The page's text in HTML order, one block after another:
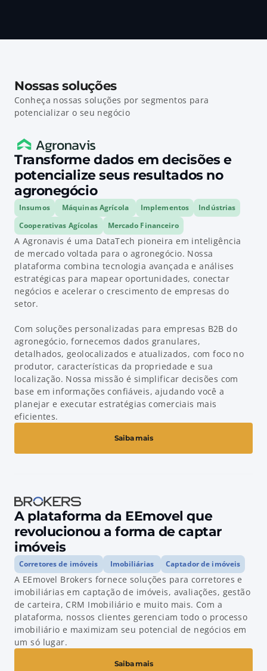
Nossas soluções
Conheça nossas soluções por segmentos para
potencializar o seu negócio
Transforme dados em decisões e
potencialize seus resultados no
agronegócio
Insumos Máquinas Agrícola Implementos
Indústrias
Cooperativas Agícolas
Mercado Financeiro
A Agronavis é uma DataTech pioneira em inteligência
de mercado voltada para o agronegócio. Nossa
plataforma combina tecnologia avançada e análises
estratégicas para mapear oportunidades, conectar
negócios e acelerar o crescimento de empresas do
setor.
Com soluções personalizadas para empresas B2B do
agronegócio, fornecemos dados granulares,
detalhados, geolocalizados e atualizados, com foco no
produtor, características da propriedade e sua
localização. Nossa missão é simplificar decisões com
base em informações confiáveis, ajudando você a
planejar e executar estratégias comerciais mais
eficientes.
Saiba mais
A plataforma da EEmovel que
revolucionou a forma de captar
imóveis
Corretores de imóveis Imobiliárias Captador de imóveis
A EEmovel Brokers fornece soluções para corretores e
imobiliárias em captação de imóveis, avaliações, gestão
de carteira, CRM Imobiliário e muito mais. Com a
plataforma, nossos clientes gerenciam todo o processo
imobiliário e maximizam seu potencial de negócios em
um só lugar.
Saiba mais